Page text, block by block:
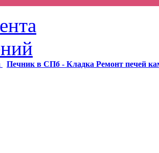
Печник в СПб - Кладка Ремонт печей